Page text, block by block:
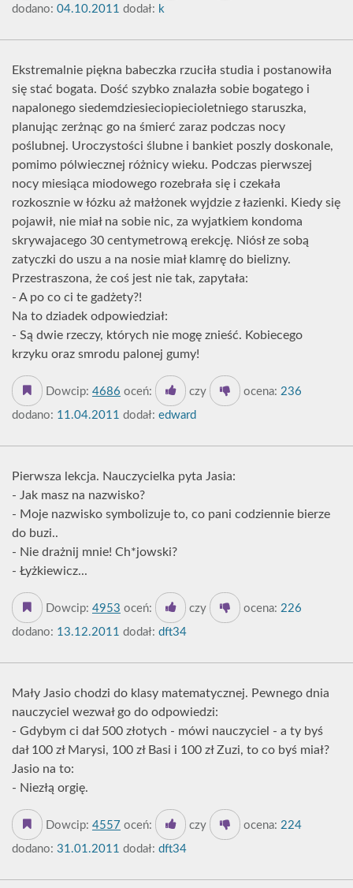
dodano: 04.10.2011 dodał: k
Ekstremalnie piękna babeczka rzuciła studia i postanowiła
się stać bogata. Dość szybko znalazła sobie bogatego i
napalonego siedemdziesieciopiecioletniego staruszka,
planując zerżnąc go na śmierć zaraz podczas nocy
poślubnej. Uroczystości ślubne i bankiet poszly doskonale,
pomimo pólwiecznej różnicy wieku. Podczas pierwszej
nocy miesiąca miodowego rozebrała się i czekała
rozkosznie w łózku aż małżonek wyjdzie z łazienki. Kiedy się
pojawił, nie miał na sobie nic, za wyjatkiem kondoma
skrywajacego 30 centymetrową erekcję. Niósł ze sobą
zatyczki do uszu a na nosie miał klamrę do bielizny.
Przestraszona, że coś jest nie tak, zapytała:
- A po co ci te gadżety?!
Na to dziadek odpowiedział:
- Są dwie rzeczy, których nie mogę znieść. Kobiecego
krzyku oraz smrodu palonej gumy!
Dowcip: 4686 oceń: czy ocena: 236
dodano: 11.04.2011 dodał: edward
Pierwsza lekcja. Nauczycielka pyta Jasia:
- Jak masz na nazwisko?
- Moje nazwisko symbolizuje to, co pani codziennie bierze
do buzi..
- Nie drażnij mnie! Ch*jowski?
- Łyżkiewicz...
Dowcip: 4953 oceń: czy ocena: 226
dodano: 13.12.2011 dodał: dft34
Mały Jasio chodzi do klasy matematycznej. Pewnego dnia
nauczyciel wezwał go do odpowiedzi:
- Gdybym ci dał 500 złotych - mówi nauczyciel - a ty byś
dał 100 zł Marysi, 100 zł Basi i 100 zł Zuzi, to co byś miał?
Jasio na to:
- Niezłą orgię.
Dowcip: 4557 oceń: czy ocena: 224
dodano: 31.01.2011 dodał: dft34